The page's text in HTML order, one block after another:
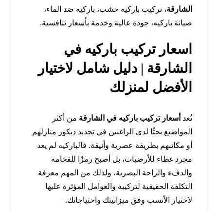
الشارقة، تركيب باركيه خشب، باركيه ضد الماء،
صيانة باركيه، جودة عالية وخدمة بأسعار تنافسية.
اسعار تركيب باركيه في
الشارقة | دليل شامل لاختيار
الأفضل لمنزلك
تُعد أسعار تركيب باركيه في الشارقة من أكثر
المواضيع بحثًا لدى الراغبين في تجديد ديكور منازلهم
أو مكاتبهم بطريقة عصرية وأنيقة. فالباركيه لم يعد
مجرد غطاء للأرضيات، بل أصبح رمزًا للفخامة
والدفء والراحة البصرية، ولذلك من المهم معرفة
التكلفة الحقيقية لتركيبه والعوامل المؤثرة عليها
لاختيار الأنسب وفق ميزانيتك واحتياجاتك.